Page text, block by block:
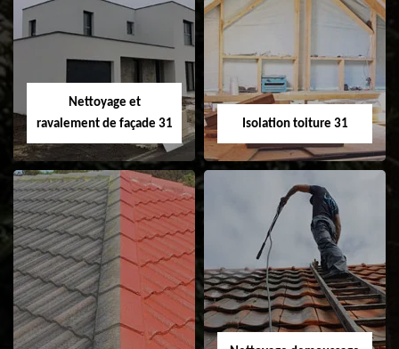
Pose et
changement de
fenêtre de toit et
Velux 31
Nettoyage et pose
Nettoyage et
ravalement de façade 31
Nettoyage et
ravalement de
façade 31
Isolation toiture 31
Isolation toiture 31